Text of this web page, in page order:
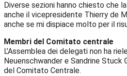
Diverse sezioni hanno chiesto che
anche il vicepresidente Thierry de
anche se mi dispiace molto per il
Membri del Comitato centrale
L’Assemblea dei delegati non ha
Neuenschwander e Sandrine
del Comitato Centrale.